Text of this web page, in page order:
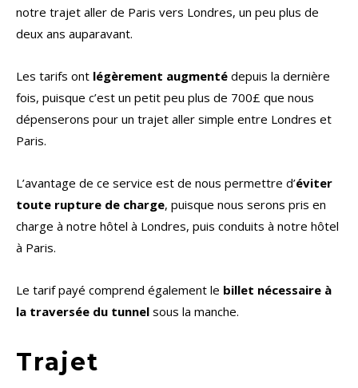
notre trajet aller de Paris vers Londres, un peu plus de
deux ans auparavant.
Les tarifs ont légèrement augmenté depuis la dernière
fois, puisque c’est un petit peu plus de 700£ que nous
dépenserons pour un trajet aller simple entre Londres et
Paris.
L’avantage de ce service est de nous permettre d’éviter
toute rupture de charge, puisque nous serons pris en
charge à notre hôtel à Londres, puis conduits à notre hôtel
à Paris.
Le tarif payé comprend également le billet nécessaire à
la traversée du tunnel sous la manche.
Trajet